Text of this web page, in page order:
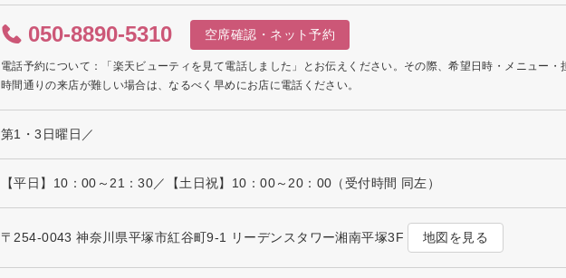
050-8890-5310 空席確認・ネット予約
電話予約について：「楽天ビューティを見て電話しました」とお伝えください。その際、希望日時・メニュー・
時間通りの来店が難しい場合は、なるべく早めにお店に電話ください。
第1・3日曜日／
【平日】10：00～21：30／【土日祝】10：00～20：00（受付時間 同左）
〒254-0043 神奈川県平塚市紅谷町9-1 リーデンスタワー湘南平塚3F 地図を見る